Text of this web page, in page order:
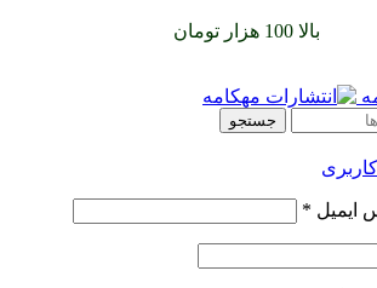
بالا 100 هزار تومان
جستجو
ایمیل *